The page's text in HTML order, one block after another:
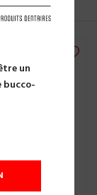
un
bucco-